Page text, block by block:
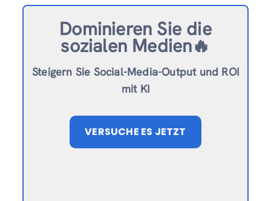
Dominieren Sie die
sozialen Medien🔥
Steigern Sie Social-Media-Output und ROI
mit KI
VERSUCHE ES JETZT